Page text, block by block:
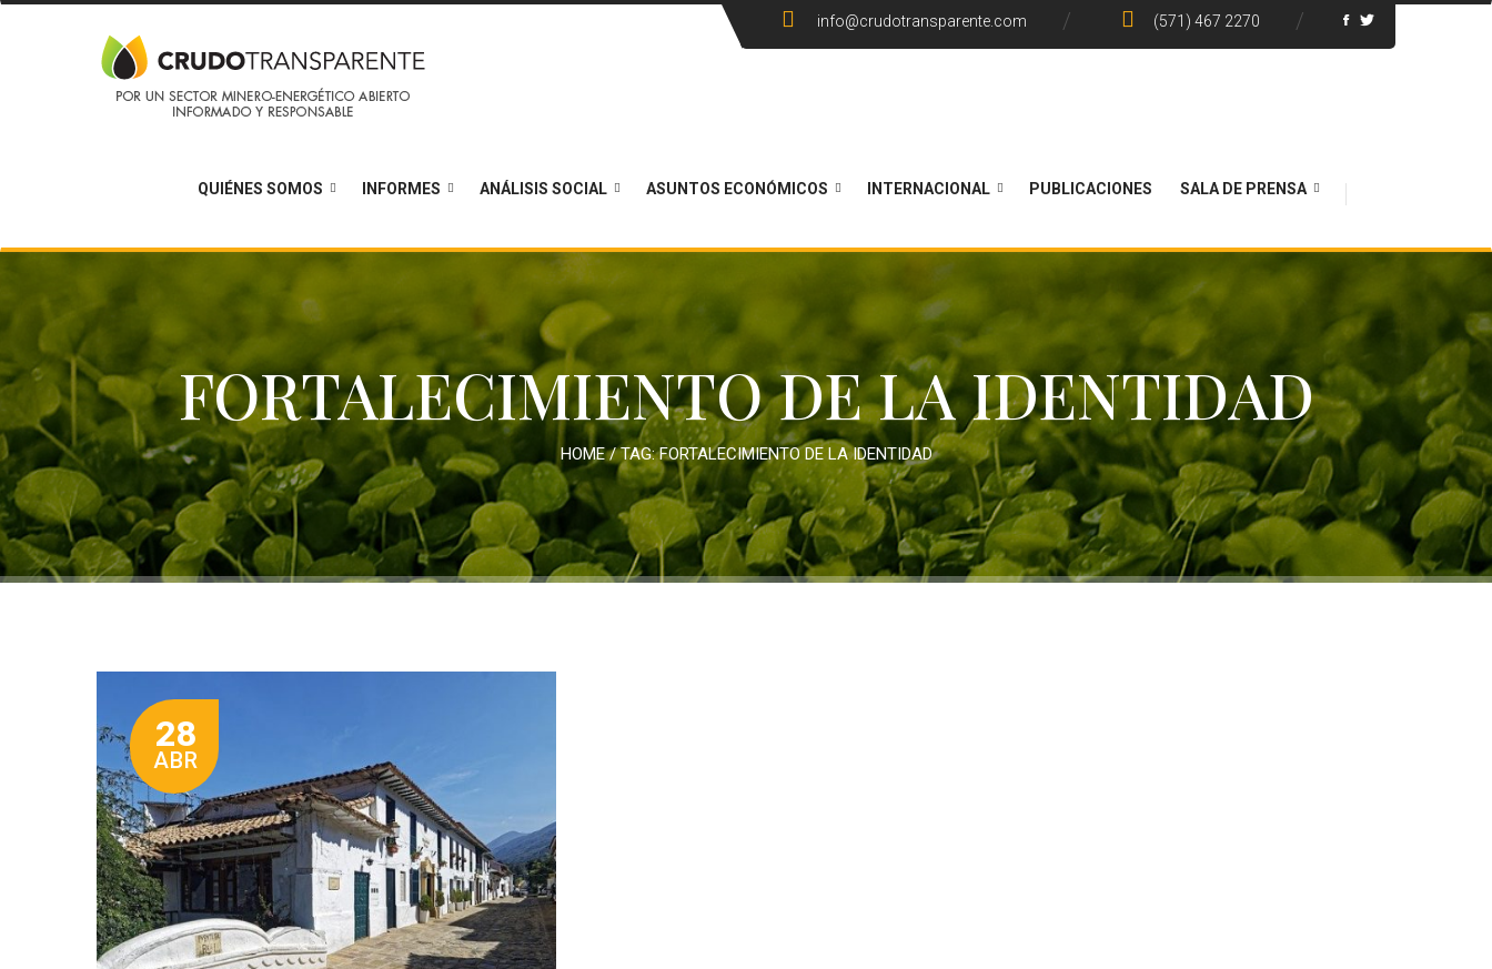
info@crudotransparente.com (571) 467 2270
QUIÉNES SOMOS INFORMES ANÁLISIS SOCIAL ASUNTOS ECONÓMICOS INTERNACIONAL PUBLICACIONES SALA DE PRENSA
FORTALECIMIENTO DE LA IDENTIDAD
HOME/ TAG:FORTALECIMIENTO DE LA IDENTIDAD
28
ABR